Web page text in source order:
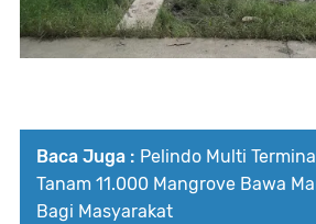
Baca Juga : Pelindo Multi
Tanam 11.000 Mangrove Bawa
Bagi Masyarakat